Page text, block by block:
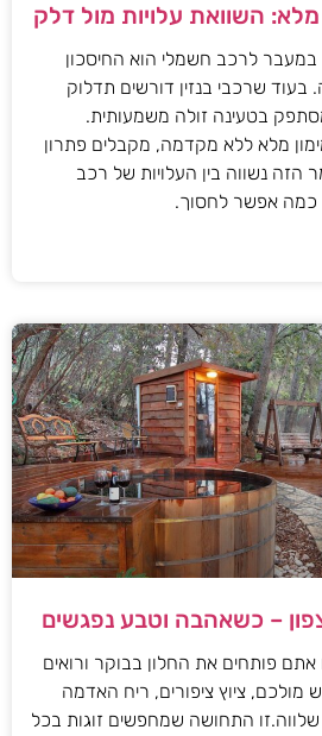
השוואת עלויות מול דלק
במעבר לרכב חשמלי הוא החיסכון
שרכבי בנזין דורשים תדלוק
בטעינה זולה משמעותית.
מלא ללא מקדמה, מקבלים פתרון
הזה נשווה בין העלויות של רכב
כמה אפשר לחסוך.
– כשאהבה וטבע נפגשים
פותחים את החלון בבוקר ורואים
מולכם, ציוץ ציפורים, ריח האדמה
התחושה שמחפשים זוגות בכל